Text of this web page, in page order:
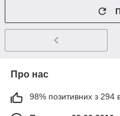
Про нас
98% позитивних з 294